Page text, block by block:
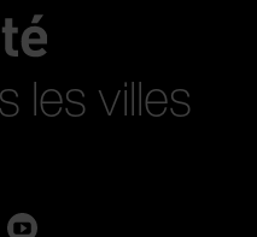
les villes